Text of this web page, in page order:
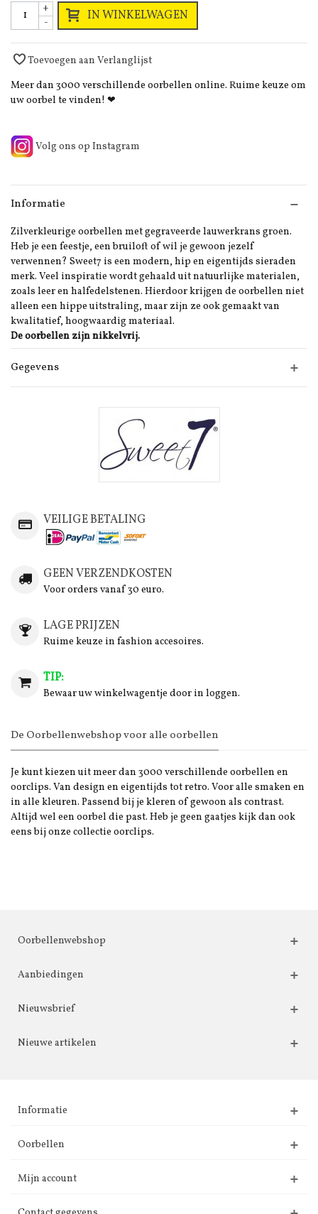
-
+ IN WINKELWAGEN
Toevoegen aan Verlanglijst
Meer dan 3000 verschillende oorbellen online. Ruime keuze om
uw oorbel te vinden! ❤
Volg ons op Instagram
Informatie
Zilverkleurige oorbellen met gegraveerde lauwerkrans groen.
Heb je een feestje, een bruiloft of wil je gewoon jezelf
verwennen? Sweet7 is een modern, hip en eigentijds sieraden
merk. Veel inspiratie wordt gehaald uit natuurlijke materialen,
zoals leer en halfedelstenen. Hierdoor krijgen de oorbellen niet
alleen een hippe uitstraling, maar zijn ze ook gemaakt van
kwalitatief, hoogwaardig materiaal.
De oorbellen zijn nikkelvrij.
Gegevens
VEILIGE BETALING
GEEN VERZENDKOSTEN
Voor orders vanaf 30 euro.
LAGE PRIJZEN
Ruime keuze in fashion accesoires.
TIP:
Bewaar uw winkelwagentje door in loggen.
De Oorbellenwebshop voor alle oorbellen
Je kunt kiezen uit meer dan 3000 verschillende oorbellen en
oorclips. Van design en eigentijds tot retro. Voor alle smaken en
in alle kleuren. Passend bij je kleren of gewoon als contrast.
Altijd wel een oorbel die past. Heb je geen gaatjes kijk dan ook
eens bij onze collectie oorclips.
Oorbellenwebshop
Aanbiedingen
Nieuwsbrief
Nieuwe artikelen
Informatie
Oorbellen
Mijn account